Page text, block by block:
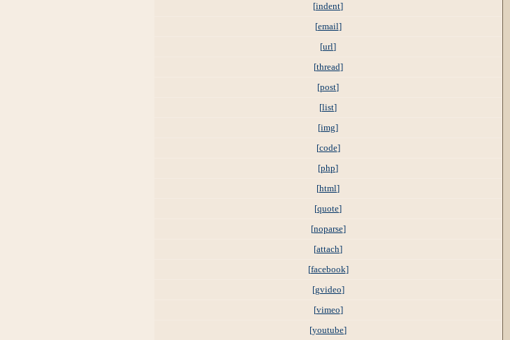
[indent]
[email]
[url]
[thread]
[post]
[list]
[img]
[code]
[php]
[html]
[quote]
[noparse]
[attach]
[facebook]
[gvideo]
[vimeo]
[youtube]